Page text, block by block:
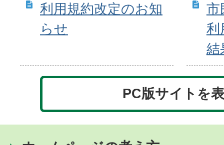
利用規約改定のお知
らせ
市
利
結
PC版サイトを